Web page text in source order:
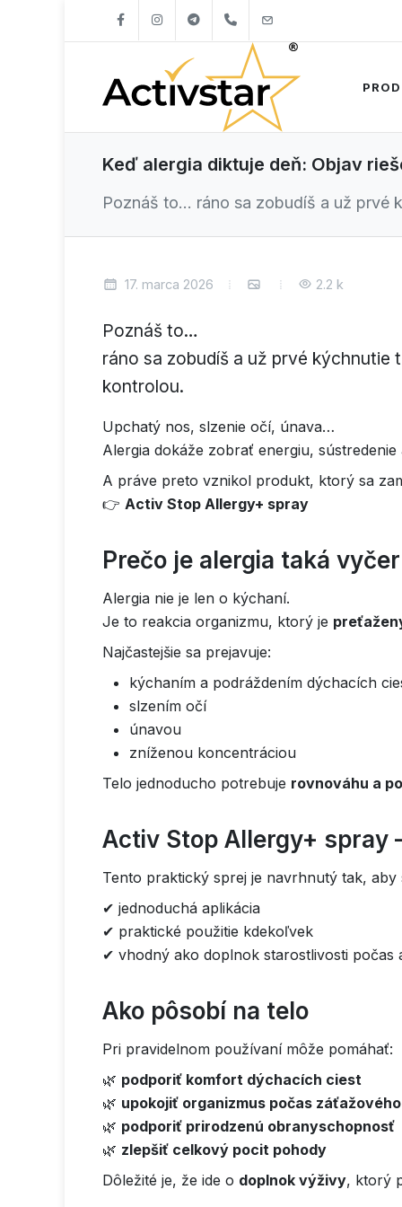
+421904262747
Keď alergia diktuje deň: Objav
Poznáš to… ráno sa zobudíš a už prvé
17. marca 2026 2.2 k
Poznáš to…
ráno sa zobudíš a už prvé kýchnutie
kontrolou.
Upchatý nos, slzenie očí, únava…
Alergia dokáže zobrať energiu, sústredenie
A práve preto vznikol produkt, ktorý sa
👉 Activ Stop Allergy+ spray
Prečo je alergia taká
Alergia nie je len o kýchaní.
Je to reakcia organizmu, ktorý je
Najčastejšie sa prejavuje:
kýchaním a podráždením dýchacích
slzením očí
únavou
zníženou koncentráciou
Telo jednoducho potrebuje rovnováhu a
Activ Stop Allergy+ spray
Tento praktický sprej je navrhnutý tak,
✔ jednoduchá aplikácia
✔ praktické použitie kdekoľvek
✔ vhodný ako doplnok starostlivosti počas
Ako pôsobí na telo
Pri pravidelnom používaní môže pomáhať:
🌿 podporiť komfort dýchacích ciest
🌿 upokojiť organizmus počas
🌿 podporiť prirodzenú obranyschopnosť
🌿 zlepšiť celkový pocit pohody
Dôležité je, že ide o doplnok výživy, ktorý